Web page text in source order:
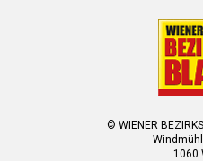
© WIENER
1060